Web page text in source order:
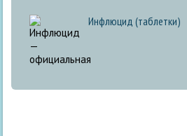
Инфлюцид (таблетки)